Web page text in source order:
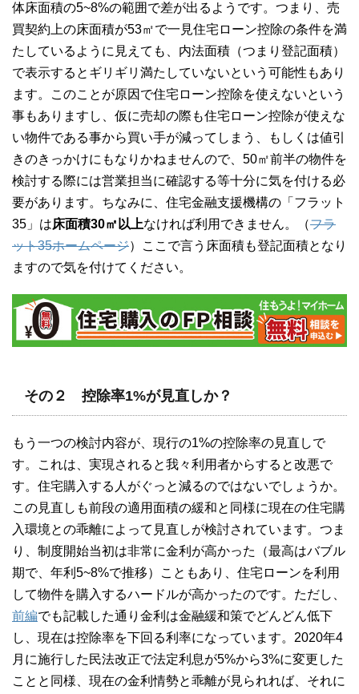
体床面積の5~8%の範囲で差が出るようです。つまり、売
買契約上の床面積が53㎡で一見住宅ローン控除の条件を満
たしているように見えても、内法面積（つまり登記面積）
で表示するとギリギリ満たしていないという可能性もあり
ます。このことが原因で住宅ローン控除を使えないという
事もありますし、仮に売却の際も住宅ローン控除が使えな
い物件である事から買い手が減ってしまう、もしくは値引
きのきっかけにもなりかねませんので、50㎡前半の物件を
検討する際には営業担当に確認する等十分に気を付ける必
要があります。ちなみに、住宅金融支援機構の「フラット
35」は床面積30㎡以上なければ利用できません。（フラ
ット35ホームページ）ここで言う床面積も登記面積となり
ますので気を付けてください。
その２ 控除率1%が見直しか？
もう一つの検討内容が、現行の1%の控除率の見直しで
す。これは、実現されると我々利用者からすると改悪で
す。住宅購入する人がぐっと減るのではないでしょうか。
この見直しも前段の適用面積の緩和と同様に現在の住宅購
入環境との乖離によって見直しが検討されています。つま
り、制度開始当初は非常に金利が高かった（最高はバブル
期で、年利5~8%で推移）こともあり、住宅ローンを利用
して物件を購入するハードルが高かったのです。ただし、
前編でも記載した通り金利は金融緩和策でどんどん低下
し、現在は控除率を下回る利率になっています。2020年4
月に施行した民法改正で法定利息が5%から3%に変更した
ことと同様、現在の金利情勢と乖離が見られれば、それに